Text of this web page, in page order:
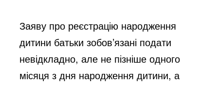
Заяву про реєстрацію народження
дитини батьки зобов’язані подати
невідкладно, але не пізніше одного
місяця з дня народження дитини, а